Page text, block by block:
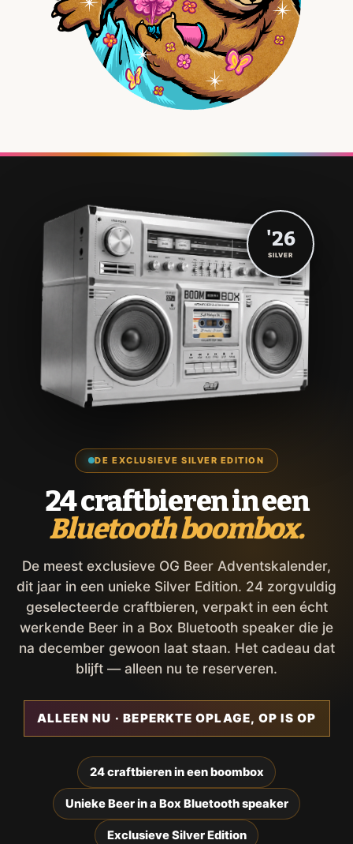
DE EXCLUSIEVE SILVER EDITION
24 craftbieren in een
Bluetooth boombox.
De meest exclusieve OG Beer Adventskalender,
dit jaar in een unieke Silver Edition. 24 zorgvuldig
geselecteerde craftbieren, verpakt in een écht
werkende Beer in a Box Bluetooth speaker die je
na december gewoon laat staan. Het cadeau dat
blijft — alleen nu te reserveren.
ALLEEN NU · BEPERKTE OPLAGE, OP IS OP
24 craftbieren in een boombox
Unieke Beer in a Box Bluetooth speaker
Exclusieve Silver Edition
'26
SILVER